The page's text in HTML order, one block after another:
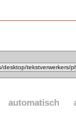
automatisch